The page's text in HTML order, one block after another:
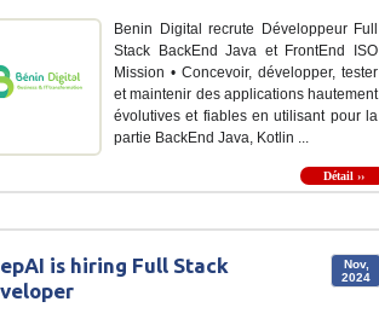
Benin Digital recrute Développeur Full
Stack BackEnd Java et FrontEnd ISO
Mission • Concevoir, développer, tester
et maintenir des applications hautement
évolutives et fiables en utilisant pour la
partie BackEnd Java, Kotlin ...
Détail ››
Nov,
2024
is hiring Full Stack